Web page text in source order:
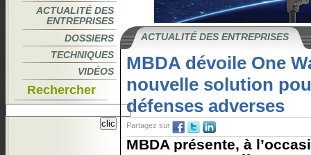
ACTUALITÉ DES
ENTREPRISES
DOSSIERS
TECHNIQUES
VIDÉOS
Rechercher
ACTUALITÉ DES ENTREPRISES
MBDA dévoile One
nouvelle solution
défenses adverses
Partagez sur
MBDA présente, à